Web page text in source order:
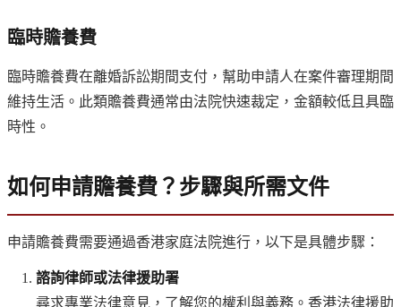
臨時贍養費
臨時贍養費在離婚訴訟期間支付，幫助申請人在案件審理期間
維持生活。此類贍養費通常由法院快速裁定，金額較低且具臨
時性。
如何申請贍養費？步驟與所需文件
申請贍養費需要通過香港家庭法院進行，以下是具體步驟：
諮詢律師或法律援助署
尋求專業法律意見，了解您的權利與義務。香港法律援助